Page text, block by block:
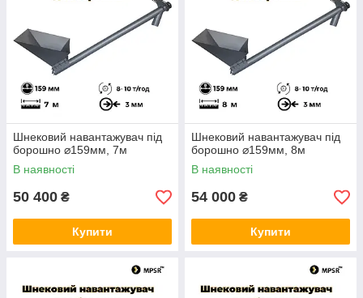
Шнековий навантажувач під
борошно ⌀159мм, 7м
В наявності
50 400 ₴
Купити
Шнековий навантажувач під
борошно ⌀159мм, 8м
В наявності
54 000 ₴
Купити